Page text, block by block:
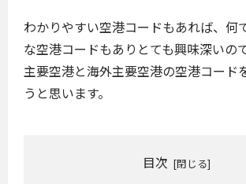
わかりやすい空港コードもあれば、何
な空港コードもありとても興味深いの
主要空港と海外主要空港の空港コード
うと思います。
目次